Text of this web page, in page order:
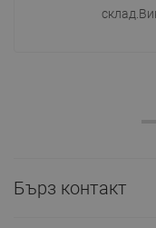
Бърз контакт